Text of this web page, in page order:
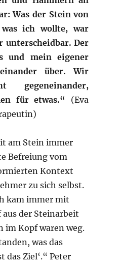
Was der Stein von
ich wollte, war
unterscheidbar. Der
und mein eigener
über. Wir
gegeneinander,
für etwas.“
(Eva
am Stein immer
Befreiung vom
Kontext
zu sich selbst.
kam immer mit
der Steinarbeit
im Kopf waren weg.
was das
das Ziel‘.“ Peter